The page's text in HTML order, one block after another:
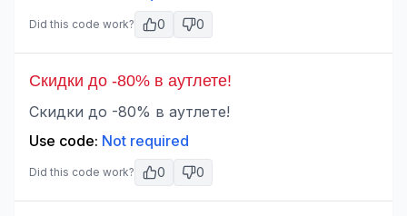
Did this code work? 0 0
Скидки до -80% в аутлете!
Скидки до -80% в аутлете!
Use code: Not required
Did this code work? 0 0